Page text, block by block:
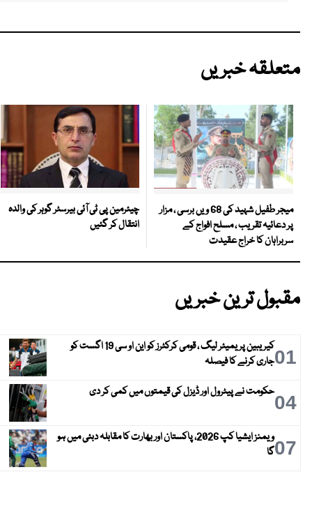
متعلقہ خبریں
میجر طفیل شہید کی 68 ویں برسی ، مزار
پر دعائیہ تقریب ، مسلح افواج کے
سربراہان کا خراج عقیدت
چیئرمین پی ٹی آئی بیرسٹر گوہر کی والدہ
انتقال کر گئیں
مقبول ترین خبریں
01
کیریبین پریمیئر لیگ ، قومی کرکٹرز کو این او سی 19 اگست کو
جاری کرنے کا فیصلہ
04حکومت نے پیٹرول اور ڈیزل کی قیمتوں میں کمی کر دی
07
ویمنز ایشیا کپ 2026، پاکستان اور بھارت کا مقابلہ دبئی میں ہو
گا